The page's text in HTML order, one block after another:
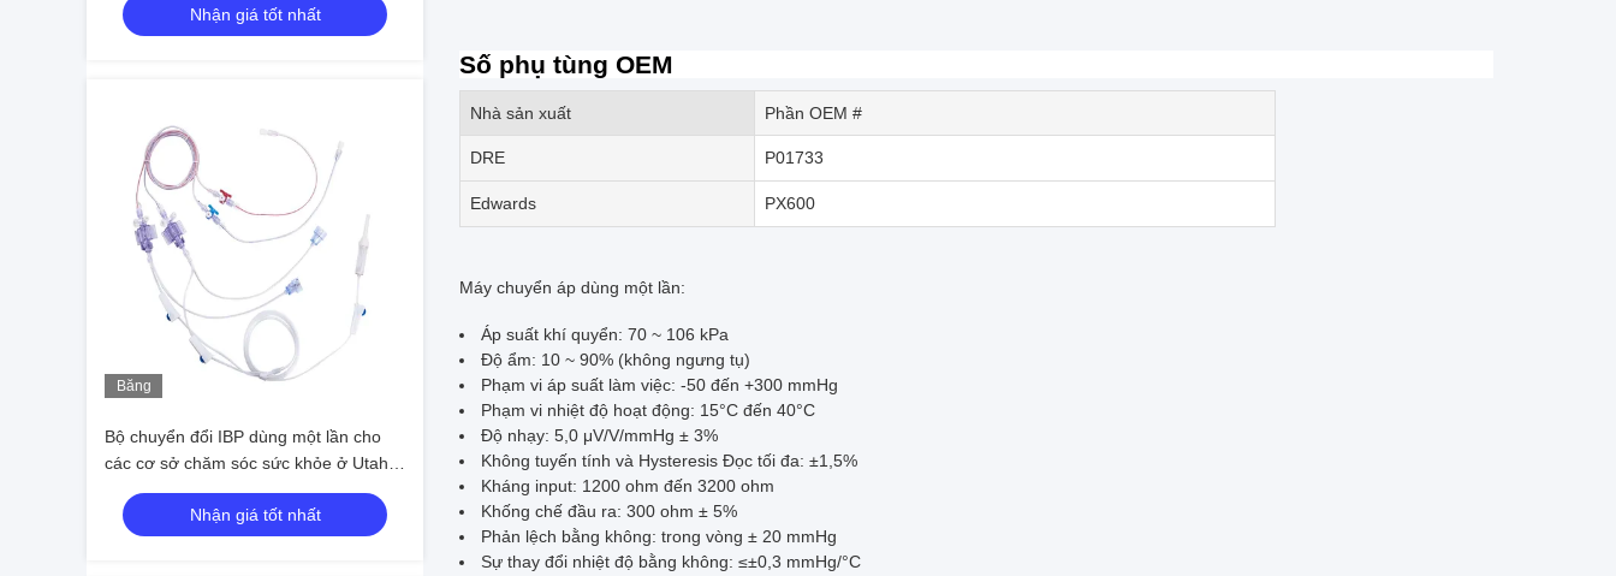
Nhận giá tốt nhất
Băng
Bộ chuyển đổi IBP dùng một lần cho
các cơ sở chăm sóc sức khỏe ở Utah
BD Edwards Medex B.Braun
Nhận giá tốt nhất
Số phụ tùng OEM
Nhà sản xuất Phần OEM #
DRE P01733
Edwards PX600
Máy chuyển áp dùng một lần:
Áp suất khí quyển: 70 ~ 106 kPa
Độ ẩm: 10 ~ 90% (không ngưng tụ)
Phạm vi áp suất làm việc: -50 đến +300 mmHg
Phạm vi nhiệt độ hoạt động: 15°C đến 40°C
Độ nhạy: 5,0 μV/V/mmHg ± 3%
Không tuyến tính và Hysteresis Đọc tối đa: ±1,5%
Kháng input: 1200 ohm đến 3200 ohm
Khống chế đầu ra: 300 ohm ± 5%
Phản lệch bằng không: trong vòng ± 20 mmHg
Sự thay đổi nhiệt độ bằng không: ≤±0,3 mmHg/°C